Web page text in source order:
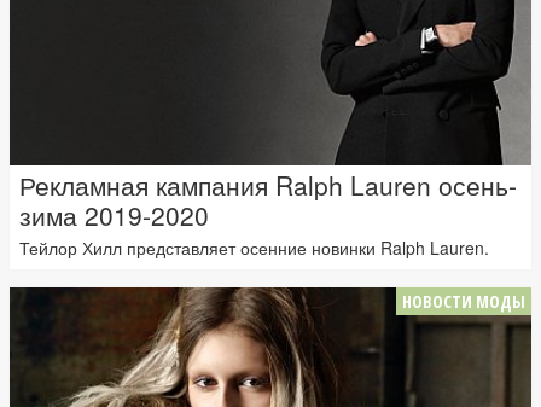
Рекламная кампания Ralph Lauren осень-
зима 2019-2020
Тейлор Хилл представляет осенние новинки Ralph Lauren.
НОВОСТИ МОДЫ